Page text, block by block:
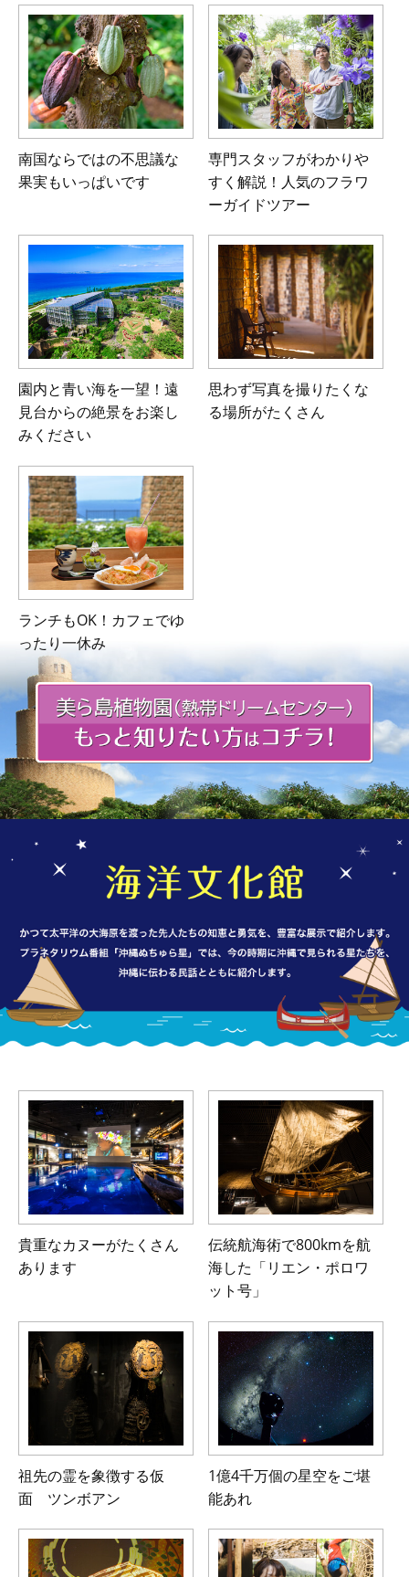
南国ならではの不思議な
果実もいっぱいです
専門スタッフがわかりや
すく解説！人気のフラワ
ーガイドツアー
園内と青い海を一望！遠
見台からの絶景をお楽し
みください
思わず写真を撮りたくな
る場所がたくさん
ランチもOK！カフェでゆ
ったり一休み
貴重なカヌーがたくさん
あります
伝統航海術で800kmを航
海した 「リエン・ポロワ
ット号」
祖先の霊を象徴する仮
面 ツンボアン
1億4千万個の星空をご堪
能あれ